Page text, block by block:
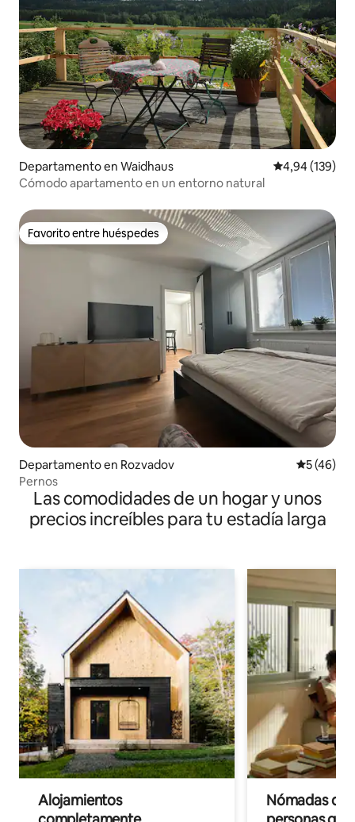
Departamento en Waidhaus Calificación
4,94 (139)
Cómodo apartamento en un entorno natural
Favorito entre huéspedes
Favorito entre huéspedes
Departamento en Rozvadov
5 (46)
Pernos
Las comodidades de un hogar y unos
precios increíbles para tu estadía larga
Alojamientos
Nómadas